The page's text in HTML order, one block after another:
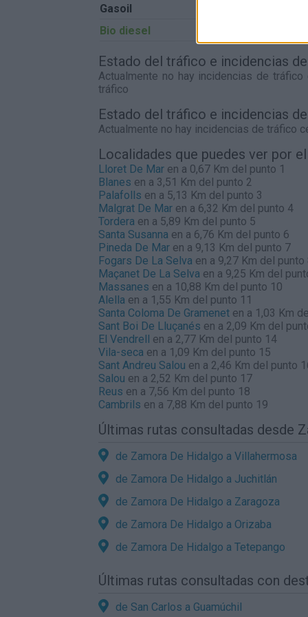
Gasoil
Bio diesel
Estado del tráfico e incidencias
Actualmente no hay incidencias de tráfico
tráfico
Estado del tráfico e incidencias de
Actualmente no hay incidencias de tráfico
Localidades que puedes ver por
Lloret De Mar en a 0,67 Km del punto 1
Blanes en a 3,51 Km del punto 2
Palafolls en a 5,13 Km del punto 3
Malgrat De Mar en a 6,32 Km del punto 4
Tordera en a 5,89 Km del punto 5
Santa Susanna en a 6,76 Km del punto 6
Pineda De Mar en a 9,13 Km del punto 7
Fogars De La Selva en a 9,27 Km del punto
Maçanet De La Selva en a 9,25 Km del
Massanes en a 10,88 Km del punto 10
Alella en a 1,55 Km del punto 11
Santa Coloma De Gramenet en a 1,03 Km
Sant Boi De Lluçanés en a 2,09 Km del
El Vendrell en a 2,77 Km del punto 14
Vila-seca en a 1,09 Km del punto 15
Sant Andreu Salou en a 2,46 Km del punto
Salou en a 2,52 Km del punto 17
Reus en a 7,56 Km del punto 18
Cambrils en a 7,88 Km del punto 19
Últimas rutas consultadas desde
de Zamora De Hidalgo a Villahermosa
de Zamora De Hidalgo a Juchitlán
de Zamora De Hidalgo a Zaragoza
de Zamora De Hidalgo a Orizaba
de Zamora De Hidalgo a Tetepango
Últimas rutas consultadas con
de San Carlos a Guamúchil